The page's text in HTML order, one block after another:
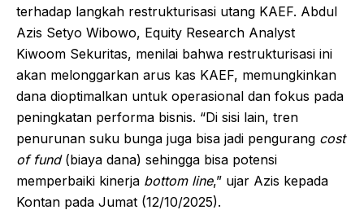
terhadap langkah restrukturisasi utang KAEF. Abdul
Azis Setyo Wibowo, Equity Research Analyst
Kiwoom Sekuritas, menilai bahwa restrukturisasi ini
akan melonggarkan arus kas KAEF, memungkinkan
dana dioptimalkan untuk operasional dan fokus pada
peningkatan performa bisnis. “Di sisi lain, tren
penurunan suku bunga juga bisa jadi pengurang cost
of fund(biaya dana) sehingga bisa potensi
memperbaiki kinerja bottom line,” ujar Azis kepada
Kontan pada Jumat (12/10/2025).